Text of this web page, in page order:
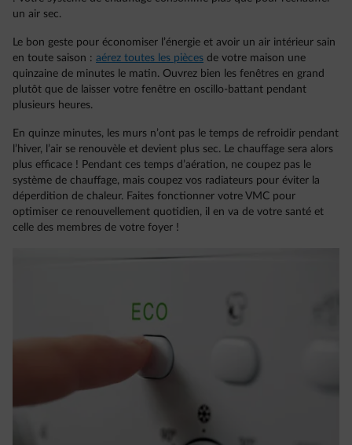
un air sec.
Le bon geste pour économiser l’énergie et avoir un air intérieur sain
en toute saison : aérez toutes les pièces de votre maison une
quinzaine de minutes le matin. Ouvrez bien les fenêtres en grand
plutôt que de laisser votre fenêtre en oscillo-battant pendant
plusieurs heures.
En quinze minutes, les murs n’ont pas le temps de refroidir pendant
l’hiver, l’air se renouvèle et devient plus sec. Le chauffage sera alors
plus efficace ! Pendant ces temps d’aération, ne coupez pas le
système de chauffage, mais coupez vos radiateurs pour éviter la
déperdition de chaleur. Faites fonctionner votre VMC pour
optimiser ce renouvellement quotidien, il en va de votre santé et
celle des membres de votre foyer !